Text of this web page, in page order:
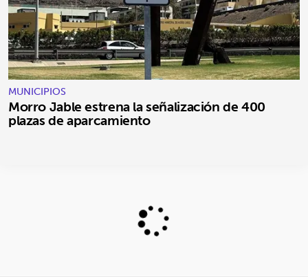
MUNICIPIOS
Morro Jable estrena la señalización de 400
plazas de aparcamiento